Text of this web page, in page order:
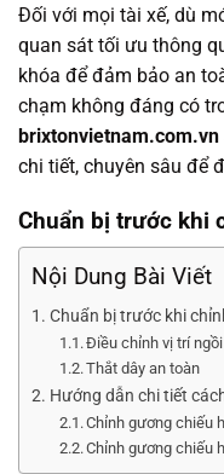
Đối với mọi tài xế, dù
quan sát tối ưu thông
khóa để đảm bảo an
chạm không đáng có
brixtonvietnam.com.vn
chi tiết, chuyên sâu để
Chuẩn bị trước khi
Nội Dung Bài Viết
Chuẩn bị trước khi
Điều chỉnh vị trí
Thắt dây an toàn
Hướng dẫn chi tiết
Chỉnh gương chiếu
Chỉnh gương chiếu